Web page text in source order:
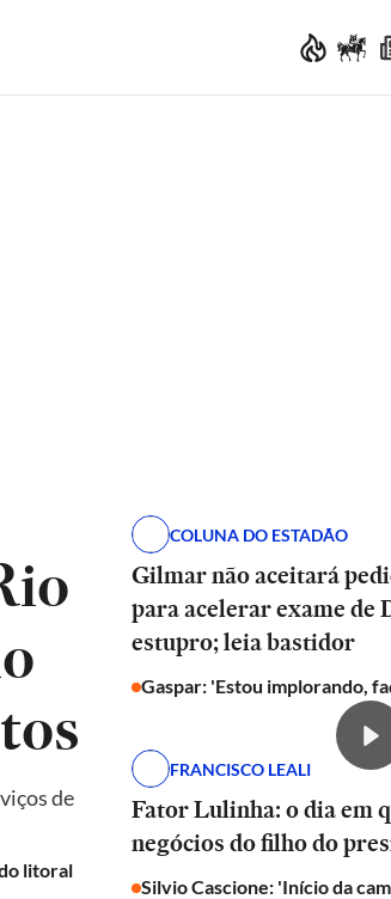
de
litoral
COLUNA DO ESTADÃO
Gilmar não aceitará
para acelerar exame de
estupro; leia bastidor
Gaspar: 'Estou implorando,
FRANCISCO LEALI
Fator Lulinha: o dia em
negócios do filho do
Silvio Cascione: 'Início da